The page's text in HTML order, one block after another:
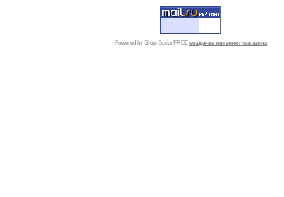
Powered by Shop-Script FREE создание интернет-магазина